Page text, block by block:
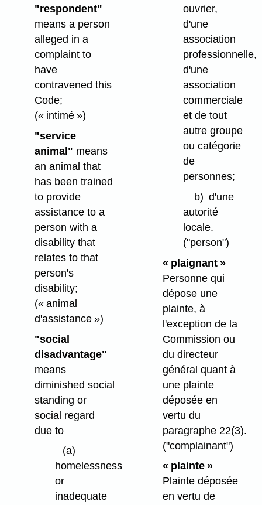
"respondent"
means a person
alleged in a
complaint to
have
contravened this
Code;
(« intimé »)
"service
animal" means
an animal that
has been trained
to provide
assistance to a
person with a
disability that
relates to that
person's
disability;
(« animal
d'assistance »)
"social
disadvantage"
means
diminished social
standing or
social regard
due to
(a)
homelessness
or
inadequate
ouvrier,
d'une
association
professionnelle,
d'une
association
commerciale
et de tout
autre groupe
ou catégorie
de
personnes;
b) d'une
autorité
locale.
("person")
« plaignant »
Personne qui
dépose une
plainte, à
l'exception de la
Commission ou
du directeur
général quant à
une plainte
déposée en
vertu du
paragraphe 22(3).
("complainant")
« plainte »
Plainte déposée
en vertu de